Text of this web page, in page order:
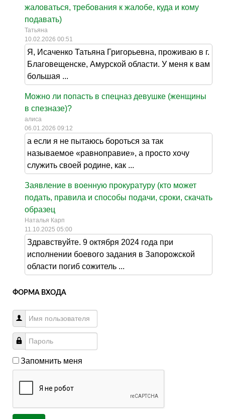
жаловаться, требования к жалобе, куда и кому
подавать)
Татьяна
10.02.2026 00:51
Я, Исаченко Татьяна Григорьевна, проживаю в г.
Благовещенске, Амурской области. У меня к вам
большая ...
Можно ли попасть в спецназ девушке (женщины
в спезназе)?
алиса
06.01.2026 09:12
а если я не пытаюсь бороться за так
называемое «равноправие», а просто хочу
служить своей родине, как ...
Заявление в военную прокуратуру (кто может
подать, правила и способы подачи, сроки, скачать
образец
Наталья Карп
11.10.2025 05:00
Здравствуйте. 9 октября 2024 года при
исполнении боевого задания в Запорожской
области погиб сожитель ...
ФОРМА ВХОДА
Запомнить меня